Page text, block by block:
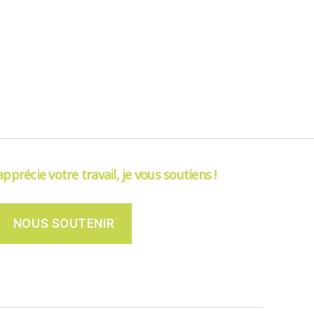
votre travail, je vous soutiens !
NOUS SOUTENIR